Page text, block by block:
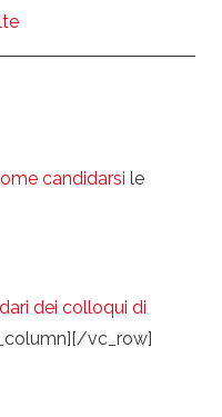
candidarsi le
dei colloqui di
vc_row]